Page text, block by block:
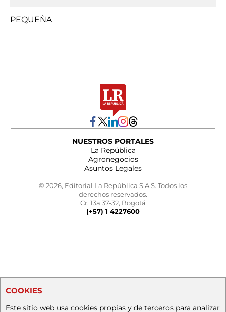
PEQUEÑA
NUESTROS PORTALES
La República
Agronegocios
Asuntos Legales
© 2026, Editorial La República S.A.S. Todos los
derechos reservados.
Cr. 13a 37-32, Bogotá
(+57) 1 4227600
COOKIES
Este sitio web usa cookies propias y de terceros para analizar